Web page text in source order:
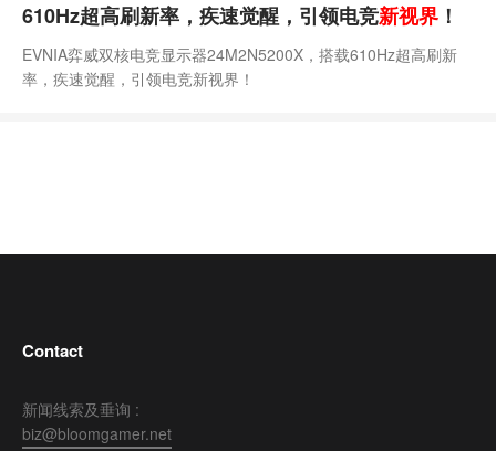
610Hz超高刷新率，疾速觉醒，引领电竞新视界 ！
EVNIA弈威双核电竞显示器24M2N5200X，搭载610Hz超高刷新
率，疾速觉醒，引领电竞新视界！
Contact
新闻线索及垂询 :
biz@bloomgamer.net